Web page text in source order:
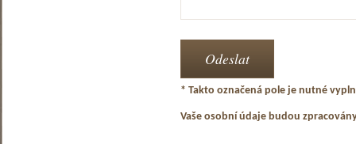
* Takto označená pole je nutné
Vaše osobní údaje budou